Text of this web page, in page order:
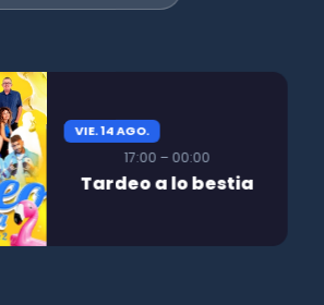
VIE. 14 AGO.
17:00 – 00:00
Tardeo a lo bestia